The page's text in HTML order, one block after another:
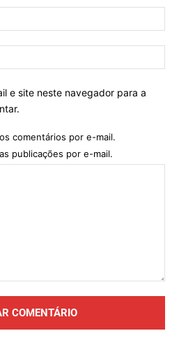
e site neste navegador para a
comentários por e-mail.
publicações por e-mail.